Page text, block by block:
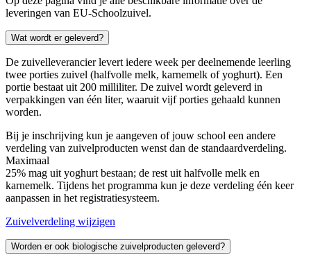
leveringen van EU-Schoolzuivel.
Wat wordt er geleverd?
De zuivelleverancier levert iedere week per deelnemende leerling
twee porties zuivel (halfvolle melk, karnemelk of yoghurt). Een
portie bestaat uit 200 milliliter. De zuivel wordt geleverd in
verpakkingen van één liter, waaruit vijf porties gehaald kunnen
worden.
Bij je inschrijving kun je aangeven of jouw school een andere
verdeling van zuivelproducten wenst dan de standaardverdeling.
Maximaal
25% mag uit yoghurt bestaan; de rest uit halfvolle melk en
karnemelk. Tijdens het programma kun je deze verdeling één keer
aanpassen in het registratiesysteem.
Zuivelverdeling wijzigen
Worden er ook biologische zuivelproducten geleverd?